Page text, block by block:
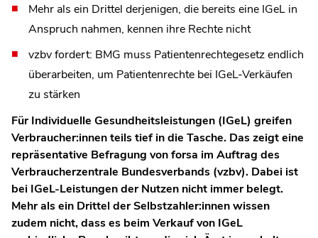
Mehr als ein Drittel derjenigen, die bereits eine IGeL in
Anspruch nahmen, kennen ihre Rechte nicht
vzbv fordert: BMG muss Patientenrechtegesetz endlich
überarbeiten, um Patientenrechte bei IGeL-Verkäufen
zu stärken
Für Individuelle Gesundheitsleistungen (IGeL) greifen
Verbraucher:innen teils tief in die Tasche. Das zeigt eine
repräsentative Befragung von forsa im Auftrag des
Verbraucherzentrale Bundesverbands (vzbv). Dabei ist
bei IGeL-Leistungen der Nutzen nicht immer belegt.
Mehr als ein Drittel der Selbstzahler:innen wissen
zudem nicht, dass es beim Verkauf von IGeL